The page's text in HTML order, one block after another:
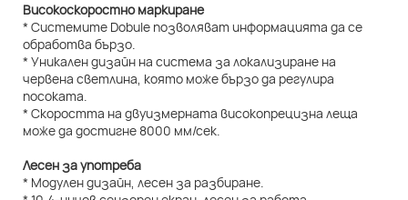
Високоскоростно маркиране
* Системите Dobule позволяват информацията да се
обработва бързо.
* Уникален дизайн на система за локализиране на
червена светлина, която може бързо да регулира
посоката.
* Скоростта на двуизмерната високопрецизна леща
може да достигне 8000 мм/сек.
Лесен за употреба
* Модулен дизайн, лесен за разбиране.